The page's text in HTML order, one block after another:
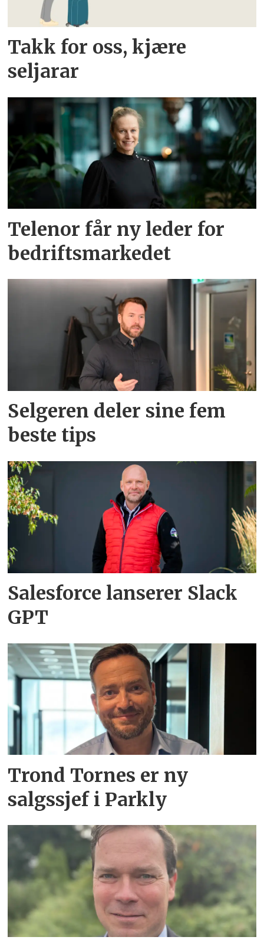
Takk for oss, kjære
seljarar
Telenor får ny leder for
bedriftsmarkedet
Selgeren deler sine fem
beste tips
Salesforce lanserer Slack
GPT
Trond Tornes er ny
salgssjef i Parkly